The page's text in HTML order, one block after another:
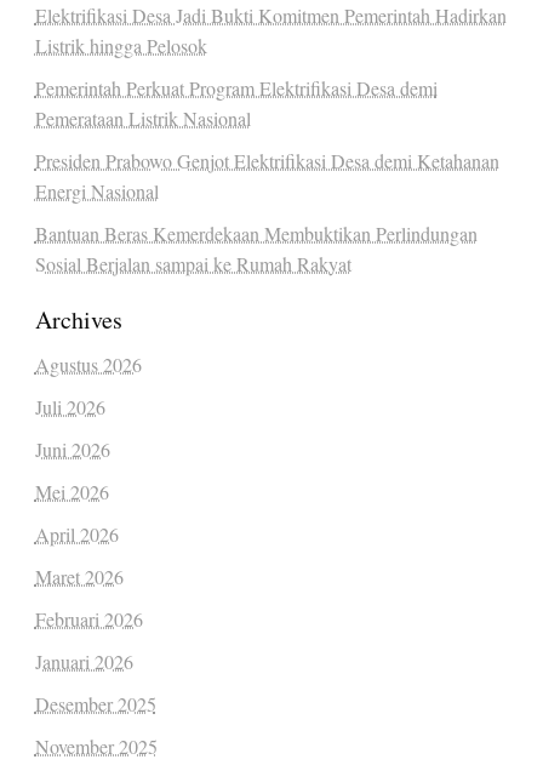
Elektrifikasi Desa Jadi Bukti Komitmen Pemerintah Hadirkan
Listrik hingga Pelosok
Pemerintah Perkuat Program Elektrifikasi Desa demi
Pemerataan Listrik Nasional
Presiden Prabowo Genjot Elektrifikasi Desa demi Ketahanan
Energi Nasional
Bantuan Beras Kemerdekaan Membuktikan Perlindungan
Sosial Berjalan sampai ke Rumah Rakyat
Archives
Agustus 2026
Juli 2026
Juni 2026
Mei 2026
April 2026
Maret 2026
Februari 2026
Januari 2026
Desember 2025
November 2025